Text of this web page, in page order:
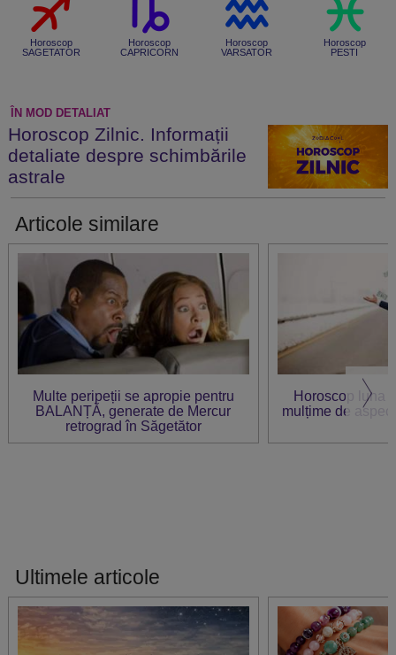
Horoscop
SAGETATOR
Horoscop
CAPRICORN
Horoscop
VARSATOR
Horoscop
PESTI
ÎN MOD DETALIAT
Horoscop Zilnic. Informații
detaliate despre schimbările
astrale
Articole similare
Multe peripeții se apropie pentru
BALANȚĂ, generate de Mercur
retrograd în Săgetător
Horoscop luna
mulțime de
Ultimele articole